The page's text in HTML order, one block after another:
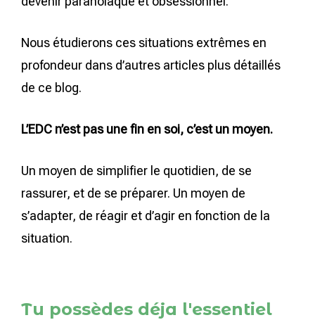
Nous étudierons ces situations extrêmes en
profondeur dans d’autres articles plus détaillés
de ce blog.
L’EDC n’est pas une fin en soi, c’est un moyen.
Un moyen de simplifier le quotidien, de se
rassurer, et de se préparer. Un moyen de
s’adapter, de réagir et d’agir en fonction de la
situation.
Tu possèdes déja l'essentiel